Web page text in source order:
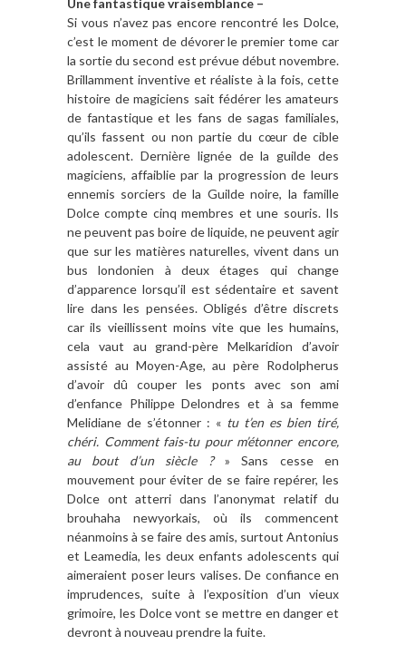
Une fantastique vraisemblance –
Si vous n’avez pas encore rencontré les Dolce,
c’est le moment de dévorer le premier tome car
la sortie du second est prévue début novembre.
Brillamment inventive et réaliste à la fois, cette
histoire de magiciens sait fédérer les amateurs
de fantastique et les fans de sagas familiales,
qu’ils fassent ou non partie du cœur de cible
adolescent. Dernière lignée de la guilde des
magiciens, affaiblie par la progression de leurs
ennemis sorciers de la Guilde noire, la famille
Dolce compte cinq membres et une souris. Ils
ne peuvent pas boire de liquide, ne peuvent agir
que sur les matières naturelles, vivent dans un
bus londonien à deux étages qui change
d’apparence lorsqu’il est sédentaire et savent
lire dans les pensées. Obligés d’être discrets
car ils vieillissent moins vite que les humains,
cela vaut au grand-père Melkaridion d’avoir
assisté au Moyen-Age, au père Rodolpherus
d’avoir dû couper les ponts avec son ami
d’enfance Philippe Delondres et à sa femme
Melidiane de s’étonner : « tu t’en es bien tiré,
chéri. Comment fais-tu pour m’étonner encore,
au bout d’un siècle ?» Sans cesse en
mouvement pour éviter de se faire repérer, les
Dolce ont atterri dans l’anonymat relatif du
brouhaha newyorkais, où ils commencent
néanmoins à se faire des amis, surtout Antonius
et Leamedia, les deux enfants adolescents qui
aimeraient poser leurs valises. De confiance en
imprudences, suite à l’exposition d’un vieux
grimoire, les Dolce vont se mettre en danger et
devront à nouveau prendre la fuite.